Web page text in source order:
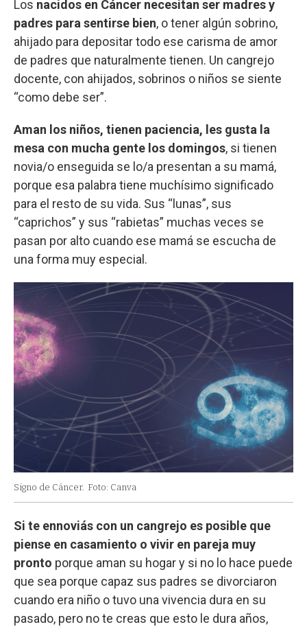
Los nacidos en Cáncer necesitan ser madres y
padres para sentirse bien, o tener algún sobrino,
ahijado para depositar todo ese carisma de amor
de padres que naturalmente tienen. Un cangrejo
docente, con ahijados, sobrinos o niños se siente
“como debe ser”.
Aman los niños, tienen paciencia, les gusta la
mesa con mucha gente los domingos, si tienen
novia/o enseguida se lo/a presentan a su mamá,
porque esa palabra tiene muchísimo significado
para el resto de su vida. Sus “lunas”, sus
“caprichos” y sus “rabietas” muchas veces se
pasan por alto cuando ese mamá se escucha de
una forma muy especial.
Signo de Cáncer. Foto: Canva
Si te ennoviás con un cangrejo es posible que
piense en casamiento o vivir en pareja muy
pronto porque aman su hogar y si no lo hace puede
que sea porque capaz sus padres se divorciaron
cuando era niño o tuvo una vivencia dura en su
pasado, pero no te creas que esto le dura años,